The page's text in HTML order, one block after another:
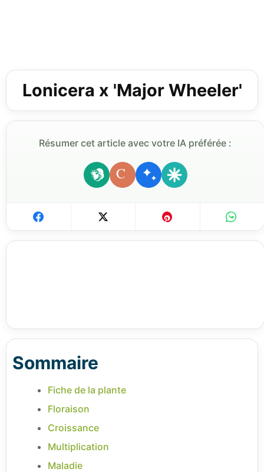
Lonicera x 'Major Wheeler'
Résumer cet article avec votre IA préférée :
C
Sommaire
Fiche de la plante
Floraison
Croissance
Multiplication
Maladie